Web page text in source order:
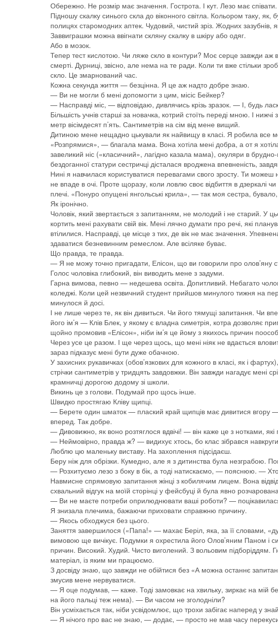
Обережно. Не розмір має значення. Гострота. І кут. Лезо має
Підношу скалку синього скла до віконного світла. Кольором таку,
полицях старомодних аптек. Чудовий, чистий зріз. Жодних зазубнів,
Заввиграшки можна ввігнати скляну скалку в шкіру або одяг.
Або в мозок.
Тепер тест кислотою. Чи ляже скло в контури? Моє серце завжди аж
смерті. Дурниці, звісно, але нема на те ради. Коли ти вже стільки
скло. Це змарнований час.
Кожна секунда життя — безцінна. Я це аж надто добре знаю.
— Ви не могли б мені допомогти з цим, місіс Бейкер?
— Насправді міс, — відповідаю, дивлячись крізь зразок. — І, будь
Більшість учнів старші за новачка, котрий стоїть переді мною. І
метр вісімдесят п’ять. Сантиметрів на сім від мене вищий.
Дитиною мене нещадно цькували як найвищу в класі. Я робила все
«Розпрямися», — благала мама. Вона хотіла мені добра, а от я
завеликий ніс («класичний», лагідно казала мама), окуляри в
бездоганної статури сестричці дісталася вроджена впевненість,
Нині я навчилася користуватися перевагами свого зросту. Ти
не впаде в очі. Проте щоразу, коли ловлю своє відбиття в дзеркалі
плечі. «Понуро опущені янгольські крила», — так моя сестра,
Як іронічно.
Чоловік, який звертається з запитанням, не молодий і не старий. У
кортить мені рахувати свій вік. Мені лячно думати про речі, які
втілилися. Насправді, це місце з тих, де вік не має значення.
здаватися безневинним ремеслом. Але всіляке буває.
Що правда, те правда.
— Я не можу точно пригадати, Елісон, що ви говорили про олов’яну
Голос чоловіка глибокий, він виводить мене з задуми.
Гарна вимова, певно — недешева освіта. Допитливий. Небагато
коледжі. Коли цей незвичний студент прийшов минулого тижня на
минулося й досі.
І не лише через те, як він дивиться. Чи його тямущі запитання. Чи
його ім’я — Клів Блек, у якому є владна симетрія, котра дозволяє
щойно промовив «Елісон», ніби ім’я це йому з якихось причин
Через усе це разом. І ще через щось, що мені ніяк не вдається
зараз підказує мені бути дуже обачною.
У захисних рукавичках (обов’язкових для кожного в класі, як і
стрічки сантиметрів у тридцять завдовжки. Він завжди нагадує
крамничці дорогою додому зі школи.
Викинь це з голови. Подумай про щось інше.
Швидко простягаю Кліву щипці.
— Берете один шматок — плаский край щипців має дивитися вгору —
вперед. Так добре.
— Дивовижно, як воно розтяглося вдвічі! — він каже це з нотками, які
— Неймовірно, правда ж? — видихує хтось, бо клас зібрався
Люблю цю маленьку виставу. На захоплення підсідаєш.
Беру ніж для обрізки. Кумедно, але я з дитинства була незграбою.
— Розхитуємо лезо з боку в бік, а тоді натискаємо, — пояснюю. —
Навмисне спрямовую запитання жінці з кобилячим лицем. Вона
схвальний відгук на моїй сторінці у фейсбуці й була явно
— Ви не маєте потреби оприлюднювати ваші роботи? —
Я знизала плечима, бажаючи приховати справжню причину.
— Якось обходжуся без цього.
Заняття завершилося («Папа!» — махає Беріл, яка, за її словами,
вимовою ще вичікує. Подумки я охрестила його Олов’яним Паном і
причин. Високий. Худий. Чисто виголений. З вольовим підборіддям.
матеріал, із яким ми працюємо.
З досвіду знаю, що завжди не обійтися без «А можна останнє
змусив мене нервуватися.
— Я оце подумав, — каже. Тоді замовкає на хвильку, зиркає на мій
на його пальці теж нема). — Ви часом не зголодніли?
Він усміхається так, ніби усвідомлює, що трохи забігає наперед у
— Я нічого про вас не знаю, — додає, — просто не мав часу